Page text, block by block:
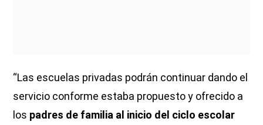
“Las escuelas privadas podrán continuar dando el
servicio conforme estaba propuesto y ofrecido a
los padres de familia al inicio del ciclo escolar